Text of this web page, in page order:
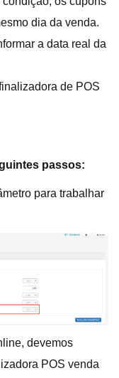
dia da venda.
a data real da
de POS
passos:
para trabalhar
devemos
POS venda